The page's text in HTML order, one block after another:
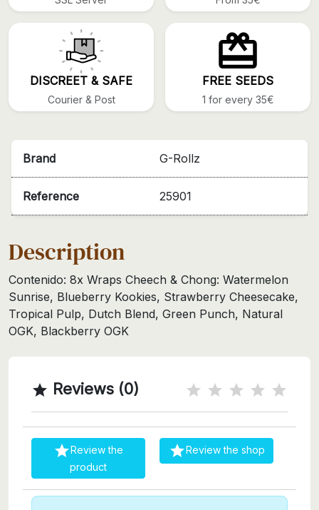
DISCREET & SAFE
Courier & Post
FREE SEEDS
1 for every 35€
Brand G-Rollz
Reference 25901
Description
Contenido: 8x Wraps Cheech & Chong: Watermelon
Sunrise, Blueberry Kookies, Strawberry Cheesecake,
Tropical Pulp, Dutch Blend, Green Punch, Natural
OGK, Blackberry OGK
 Reviews (0)
Review the
product
Review the shop